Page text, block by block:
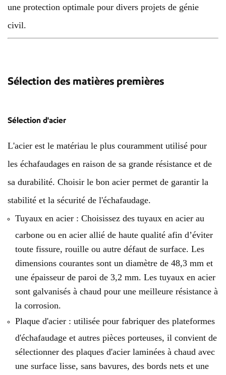
une protection optimale pour divers projets de génie
civil.
Sélection des matières premières
Sélection d'acier
L'acier est le matériau le plus couramment utilisé pour
les échafaudages en raison de sa grande résistance et de
sa durabilité. Choisir le bon acier permet de garantir la
stabilité et la sécurité de l'échafaudage.
Tuyaux en acier : Choisissez des tuyaux en acier au
carbone ou en acier allié de haute qualité afin d’éviter
toute fissure, rouille ou autre défaut de surface. Les
dimensions courantes sont un diamètre de 48,3 mm et
une épaisseur de paroi de 3,2 mm. Les tuyaux en acier
sont galvanisés à chaud pour une meilleure résistance à
la corrosion.
Plaque d'acier : utilisée pour fabriquer des plateformes
d'échafaudage et autres pièces porteuses, il convient de
sélectionner des plaques d'acier laminées à chaud avec
une surface lisse, sans bavures, des bords nets et une